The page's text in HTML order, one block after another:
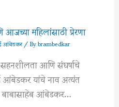
महिलांसाठी प्रेरणा
आंबेडकर/ Bybrambedkar
आणि संघर्षाचे
आंबेडकर यांचे नाव अत्यंत
आंबेडकर…